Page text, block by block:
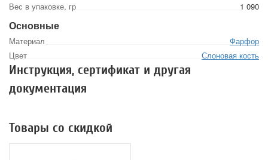
Вес в упаковке, гр
1 090
Основные
Материал
Фарфор
Цвет
Слоновая кость
Инструкция, сертификат и другая
документация
Товары со скидкой